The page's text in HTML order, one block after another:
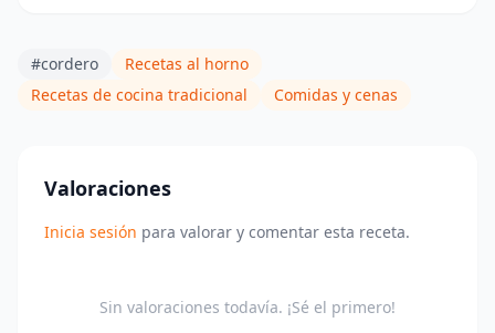
#cordero
Recetas al horno
Recetas de cocina tradicional
Comidas y cenas
Valoraciones
Inicia sesión para valorar y comentar esta receta.
Sin valoraciones todavía. ¡Sé el primero!